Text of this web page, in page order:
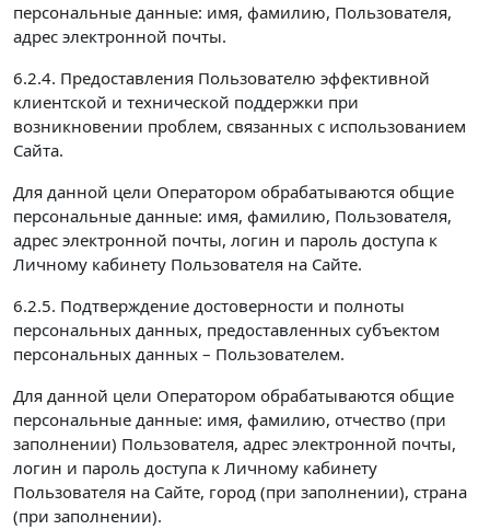
персональные данные: имя, фамилию, Пользователя,
адрес электронной почты.
6.2.4. Предоставления Пользователю эффективной
клиентской и технической поддержки при
возникновении проблем, связанных с использованием
Сайта.
Для данной цели Оператором обрабатываются общие
персональные данные: имя, фамилию, Пользователя,
адрес электронной почты, логин и пароль доступа к
Личному кабинету Пользователя на Сайте.
6.2.5. Подтверждение достоверности и полноты
персональных данных, предоставленных субъектом
персональных данных – Пользователем.
Для данной цели Оператором обрабатываются общие
персональные данные: имя, фамилию, отчество (при
заполнении) Пользователя, адрес электронной почты,
логин и пароль доступа к Личному кабинету
Пользователя на Сайте, город (при заполнении), страна
(при заполнении).